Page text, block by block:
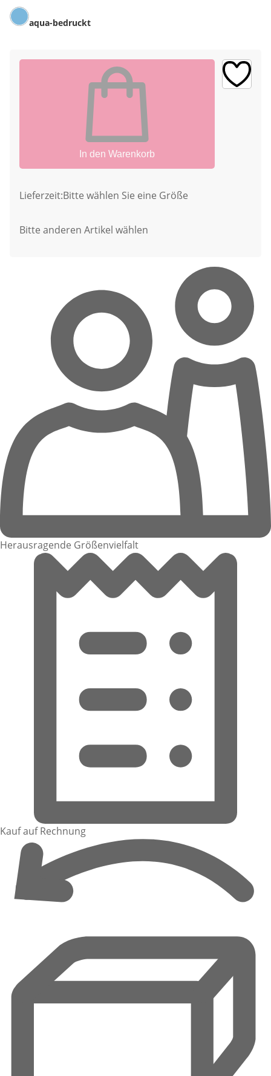
aqua-bedruckt
In den Warenkorb
Lieferzeit:Bitte wählen Sie eine Größe
Bitte anderen Artikel wählen
Herausragende Größenvielfalt
Kauf auf Rechnung